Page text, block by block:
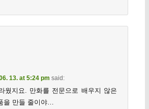
13. at 5:24 pm said:
웠지요. 만화를 전문으로 배우지 않은
을 만들 줄이야…